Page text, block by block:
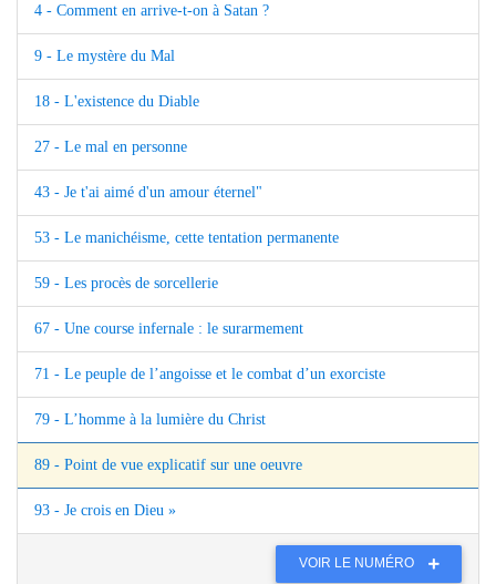
4 - Comment en arrive-t-on à Satan ?
9 - Le mystère du Mal
18 - L'existence du Diable
27 - Le mal en personne
43 - Je t'ai aimé d'un amour éternel"
53 - Le manichéisme, cette tentation permanente
59 - Les procès de sorcellerie
67 - Une course infernale : le surarmement
71 - Le peuple de l’angoisse et le combat d’un exorciste
79 - L’homme à la lumière du Christ
89 - Point de vue explicatif sur une oeuvre
93 - Je crois en Dieu »
VOIR LE NUMÉRO